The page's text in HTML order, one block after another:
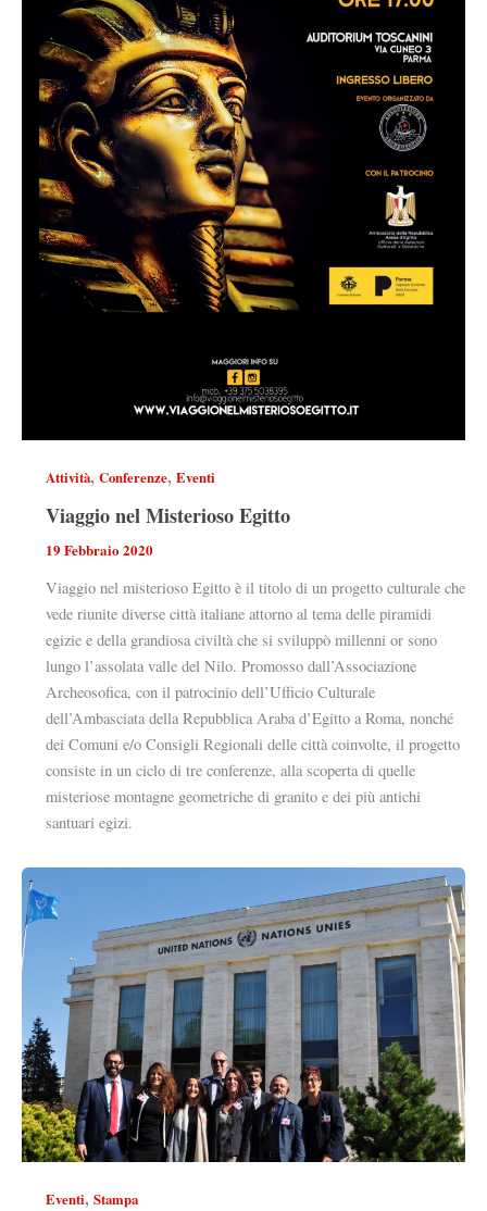
Attività, Conferenze, Eventi
Viaggio nel Misterioso Egitto
19 Febbraio 2020
Viaggio nel misterioso Egitto è il titolo di un progetto culturale che
vede riunite diverse città italiane attorno al tema delle piramidi
egizie e della grandiosa civiltà che si sviluppò millenni or sono
lungo l’assolata valle del Nilo. Promosso dall’Associazione
Archeosofica, con il patrocinio dell’Ufficio Culturale
dell’Ambasciata della Repubblica Araba d’Egitto a Roma, nonché
dei Comuni e/o Consigli Regionali delle città coinvolte, il progetto
consiste in un ciclo di tre conferenze, alla scoperta di quelle
misteriose montagne geometriche di granito e dei più antichi
santuari egizi.
Eventi, Stampa